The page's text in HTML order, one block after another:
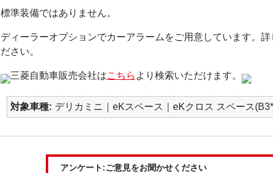
標準装備ではありません。
ディーラーオプションでカーアラームをご用意しています。
ださい。
三菱自動車販売会社はこちら より検索いただけます。
対象車種 デリカミニ｜eKスペース｜eKクロス スペース
アンケート:ご意見をお聞かせください